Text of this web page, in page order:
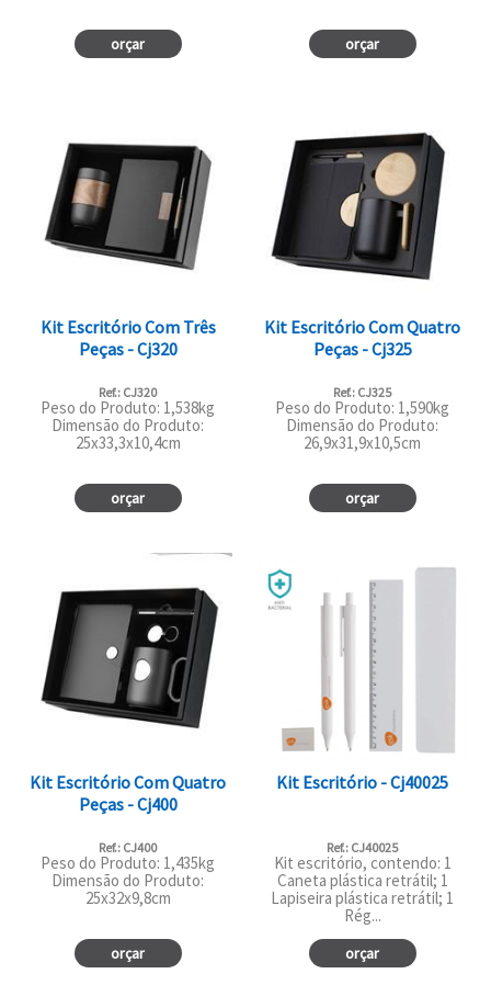
orçar orçar
Kit Escritório Com Três
Peças - Cj320
Ref.: CJ320
Peso do Produto: 1,538kg
Dimensão do Produto:
25x33,3x10,4cm
orçar
Kit Escritório Com Quatro
Peças - Cj325
Ref.: CJ325
Peso do Produto: 1,590kg
Dimensão do Produto:
26,9x31,9x10,5cm
orçar
Kit Escritório Com Quatro
Peças - Cj400
Ref.: CJ400
Peso do Produto: 1,435kg
Dimensão do Produto:
25x32x9,8cm
orçar
Kit Escritório - Cj40025
Ref.: CJ40025
Kit escritório, contendo: 1
Caneta plástica retrátil; 1
Lapiseira plástica retrátil; 1
Rég...
orçar